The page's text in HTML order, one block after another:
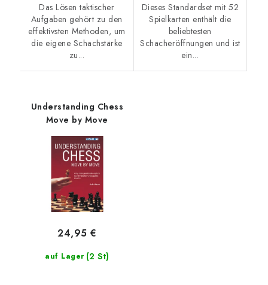
Das Lösen taktischer
Aufgaben gehört zu den
effektivsten Methoden, um
die eigene Schachstärke
zu...
Dieses Standardset mit 52
Spielkarten enthält die
beliebtesten
Schacheröffnungen und ist
ein...
Understanding Chess
Move by Move
auf Lager (2 St)
24,95 €